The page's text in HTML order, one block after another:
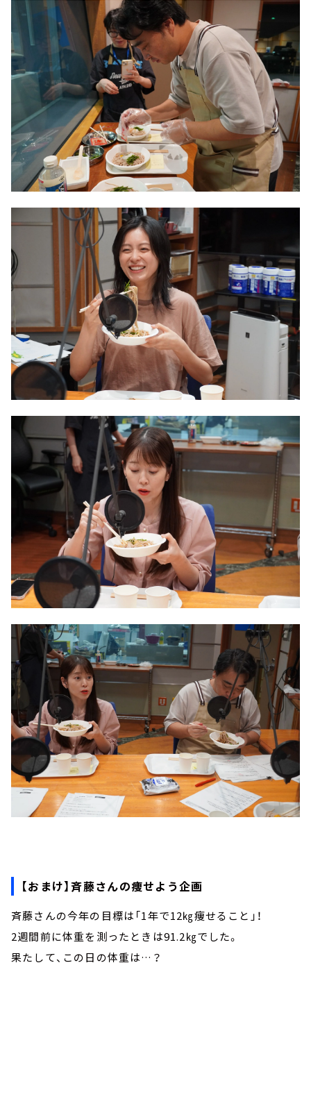
【おまけ】斉藤さんの痩せよう企画
斉藤さんの今年の目標は「1年で12㎏痩せること」！
2週間前に体重を測ったときは91.2㎏でした。
果たして、この日の体重は…？